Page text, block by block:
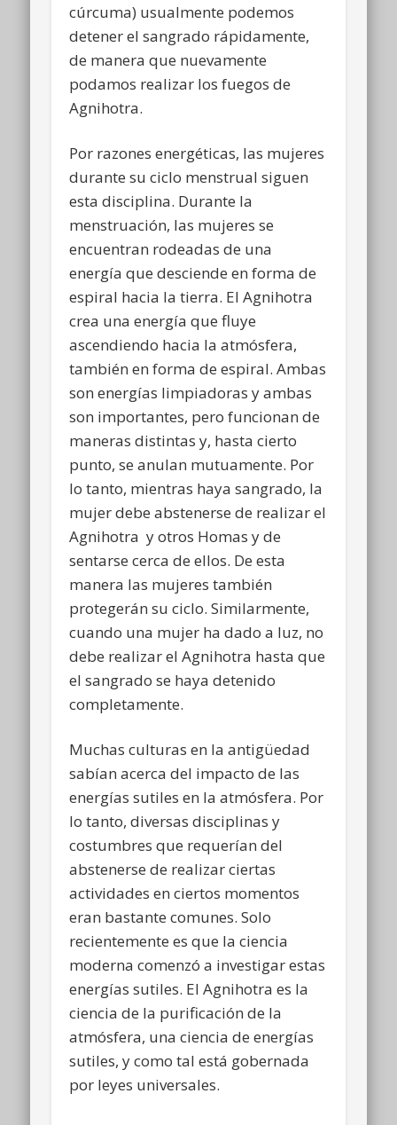
cúrcuma) usualmente podemos
detener el sangrado rápidamente,
de manera que nuevamente
podamos realizar los fuegos de
Agnihotra.
Por razones energéticas, las mujeres
durante su ciclo menstrual siguen
esta disciplina. Durante la
menstruación, las mujeres se
encuentran rodeadas de una
energía que desciende en forma de
espiral hacia la tierra. El Agnihotra
crea una energía que fluye
ascendiendo hacia la atmósfera,
también en forma de espiral. Ambas
son energías limpiadoras y ambas
son importantes, pero funcionan de
maneras distintas y, hasta cierto
punto, se anulan mutuamente. Por
lo tanto, mientras haya sangrado, la
mujer debe abstenerse de realizar el
Agnihotra y otros Homas y de
sentarse cerca de ellos. De esta
manera las mujeres también
protegerán su ciclo. Similarmente,
cuando una mujer ha dado a luz, no
debe realizar el Agnihotra hasta que
el sangrado se haya detenido
completamente.
Muchas culturas en la antigüedad
sabían acerca del impacto de las
energías sutiles en la atmósfera. Por
lo tanto, diversas disciplinas y
costumbres que requerían del
abstenerse de realizar ciertas
actividades en ciertos momentos
eran bastante comunes. Solo
recientemente es que la ciencia
moderna comenzó a investigar estas
energías sutiles. El Agnihotra es la
ciencia de la purificación de la
atmósfera, una ciencia de energías
sutiles, y como tal está gobernada
por leyes universales.